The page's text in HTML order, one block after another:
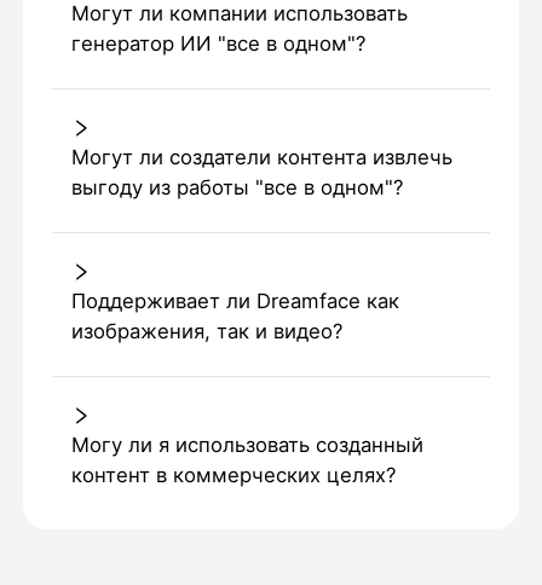
Могут ли компании использовать
генератор ИИ "все в одном"?
Могут ли создатели контента извлечь
выгоду из работы "все в одном"?
Поддерживает ли Dreamface как
изображения, так и видео?
Могу ли я использовать созданный
контент в коммерческих целях?